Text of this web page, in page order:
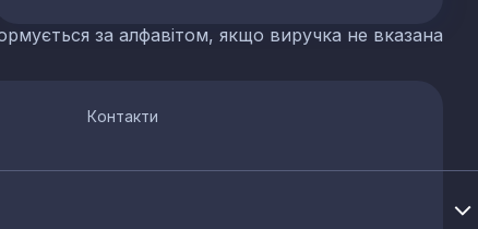
за алфавітом, якщо виручка не вказана
Контакти